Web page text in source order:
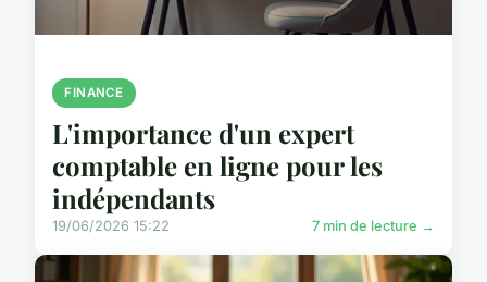
FINANCE
L'importance d'un expert
comptable en ligne pour les
indépendants
19/06/2026 15:22 7 min de lecture →